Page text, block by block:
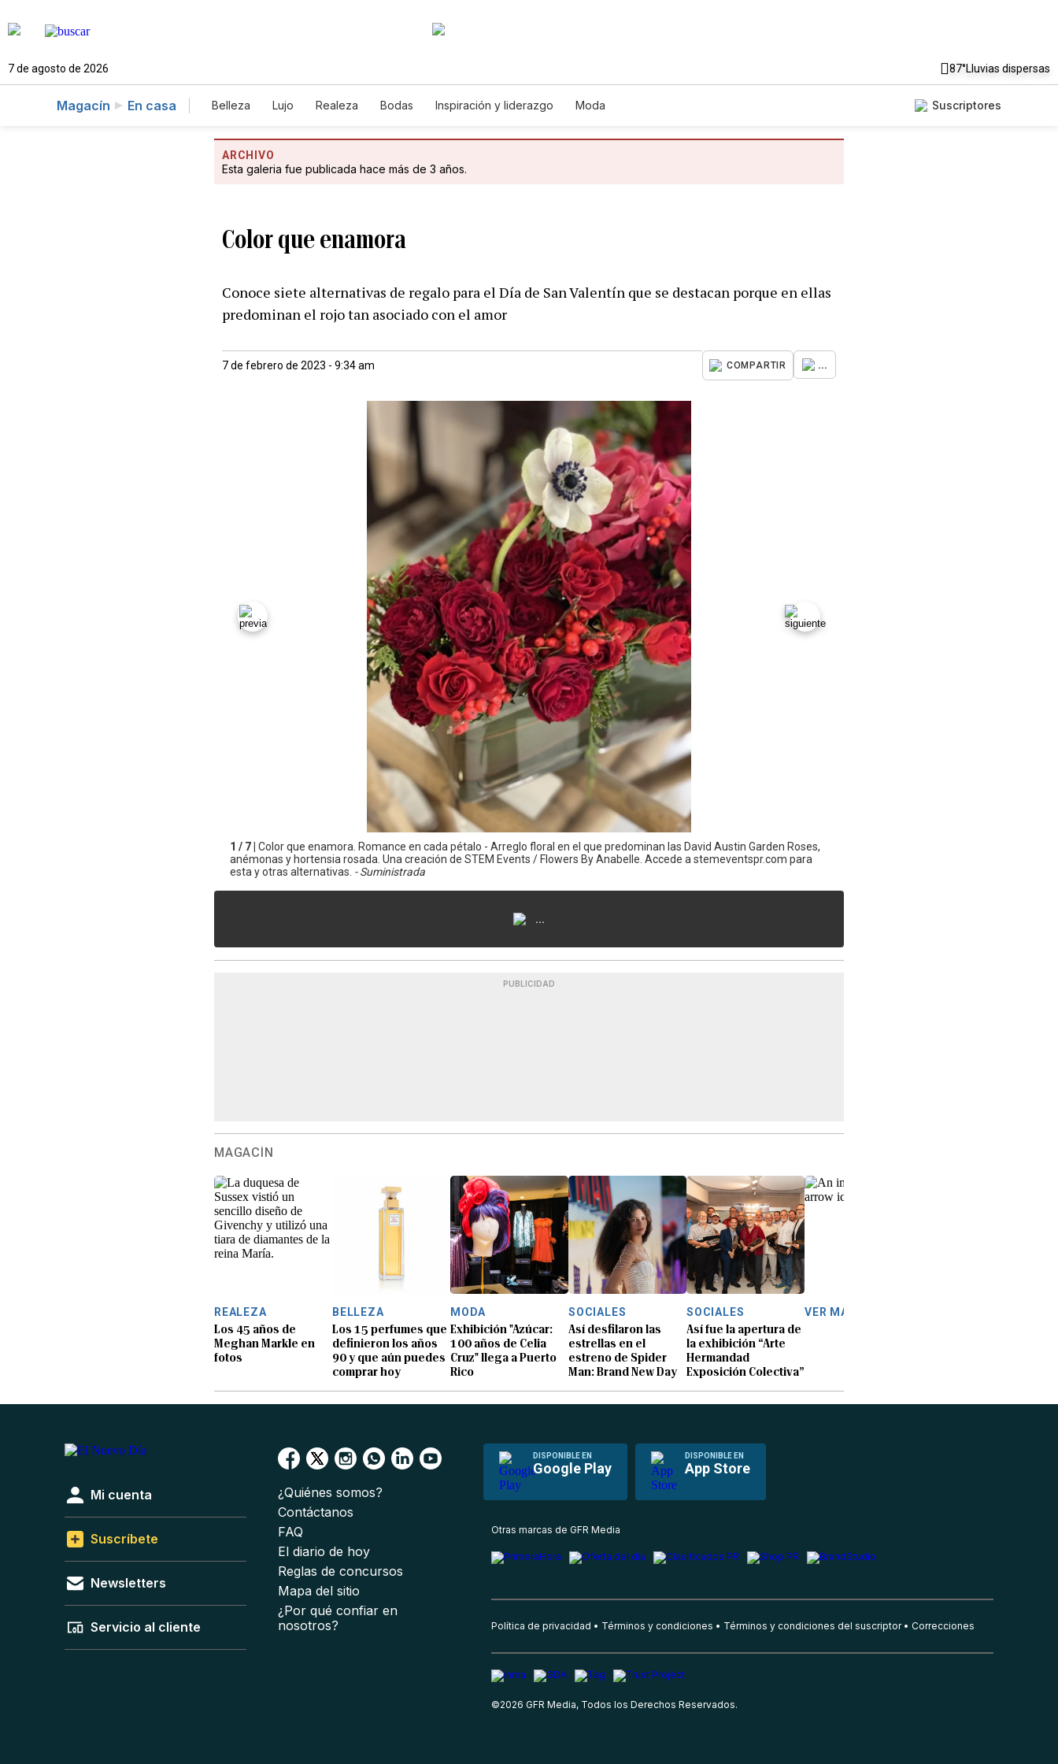
7 de agosto de 2026 87°Lluvias dispersas
Magacín En casa Belleza Lujo Realeza Bodas Inspiración y liderazgo Moda Suscriptores
ARCHIVO
Esta galeria fue publicada hace más de 3 años.
Color que enamora
Conoce siete alternativas de regalo para el Día de San Valentín que se destacan porque en ellas
predominan el rojo tan asociado con el amor
7 de febrero de 2023 - 9:34 am COMPARTIR ...
1 / 7 | Color que enamora. Romance en cada pétalo - Arreglo floral en el que predominan las David Austin Garden Roses,
anémonas y hortensia rosada. Una creación de STEM Events / Flowers By Anabelle. Accede a stemeventspr.com para
esta y otras alternativas. - Suministrada
...
PUBLICIDAD
MAGACÍN
REALEZA
Los 45 años de
Meghan Markle en
fotos
BELLEZA
Los 15 perfumes que
definieron los años
90 y que aún puedes
comprar hoy
MODA
Exhibición "Azúcar:
100 años de Celia
Cruz" llega a Puerto
Rico
SOCIALES
Así desfilaron las
estrellas en el
estreno de Spider
Man: Brand New Day
SOCIALES
Así fue la apertura de
la exhibición “Arte
Hermandad
Exposición Colectiva”
VER MÁS
DISPONIBLE EN
Google Play
DISPONIBLE EN
App Store
Mi cuenta
Suscríbete
Newsletters
Servicio al cliente
¿Quiénes somos?
Contáctanos
FAQ
El diario de hoy
Reglas de concursos
Mapa del sitio
¿Por qué confiar en
nosotros?
Otras marcas de GFR Media
Política de privacidad Términos y condiciones Términos y condiciones del suscriptor Correcciones
©2026 GFR Media, Todos los Derechos Reservados.